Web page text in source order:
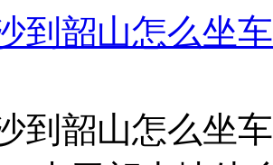
到韶山怎么坐
到韶山怎么坐